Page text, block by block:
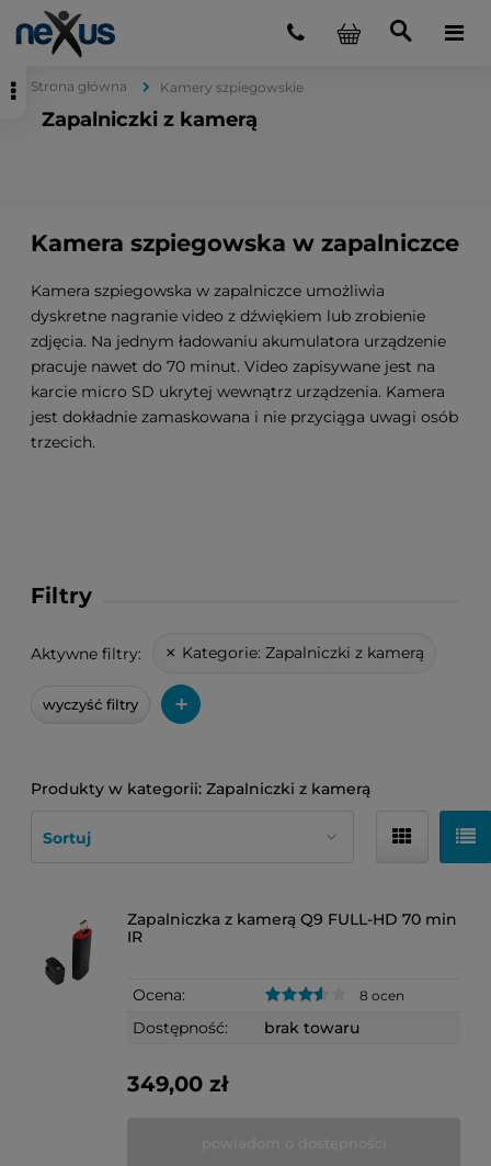
Strona główna Kamery szpiegowskie
Zapalniczki z kamerą
Filtry
Aktywne filtry: Kategorie: Zapalniczki z kamerą
wyczyść filtry +
Kamera szpiegowska w zapalniczce
Kamera szpiegowska w zapalniczce umożliwia
dyskretne nagranie video z dźwiękiem lub zrobienie
zdjęcia. Na jednym ładowaniu akumulatora urządzenie
pracuje nawet do 70 minut. Video zapisywane jest na
karcie micro SD ukrytej wewnątrz urządzenia. Kamera
jest dokładnie zamaskowana i nie przyciąga uwagi osób
trzecich.
Zapalniczki z kamerą
Zapalniczka z kamerą Q9 FULL-HD 70 min
IR
Ocena: 8 ocen
Dostępność: brak towaru
349,00 zł